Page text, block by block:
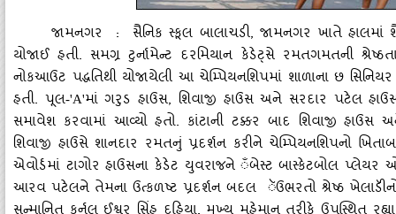
જામનગર : સૈનિક સ્‍કૂલ બાલાચડી, જામનગર ખાતે હાલમાં
યોજાઈ હતી. સમગ્ર ટુર્નામેન્‍ટ દરમિયાન કેડેટ્‍સે રમતગમતની
નોકઆઉટ પદ્ધતિથી યોજાયેલી આ ચેમ્‍પિયનશિપમાં શાળાના છ
હતી. પૂલ-'A'માં ગરુડ હાઉસ, શિવાજી હાઉસ અને સરદાર પટેલ
સમાવેશ કરવામાં આવ્‍યો હતો. કાંટાની ટક્કર બાદ શિવાજી
શિવાજી હાઉસે શાનદાર રમતનું પ્રદર્શન કરીને ચેમ્‍પિયનશિપનો
એવોર્ડમાં ટાગોર હાઉસના કેડેટ યુવરાજને ઁબેસ્‍ટ બાસ્‍કેટબોલ
આરવ પટેલને તેમના ઉત્‍કળષ્ટ પ્રદર્શન બદલ ૅઉભરતો શ્રેષ્ઠ